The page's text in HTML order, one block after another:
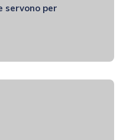
servono per